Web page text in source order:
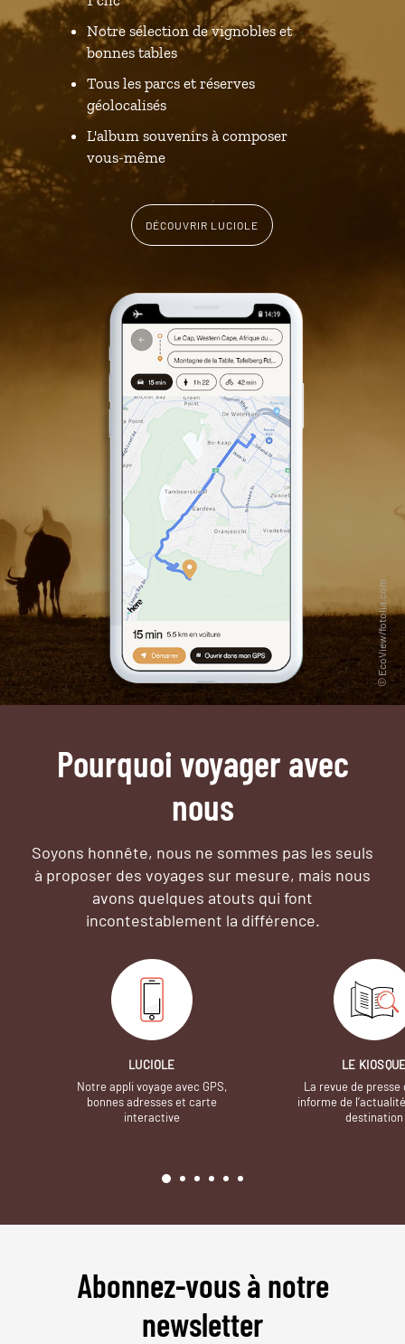
Notre sélection de vignobles et
bonnes tables
Tous les parcs et réserves
géolocalisés
L'album souvenirs à composer
vous-même
DÉCOUVRIR LUCIOLE
Pourquoi voyager avec
nous
Soyons honnête, nous ne sommes pas les seuls
à proposer des voyages sur mesure, mais nous
avons quelques atouts qui font
incontestablement la différence.
LUCIOLE
Notre appli voyage avec GPS,
bonnes adresses et carte
interactive
LE
La revue de presse
informe de
destination
Abonnez-vous à notre
newsletter